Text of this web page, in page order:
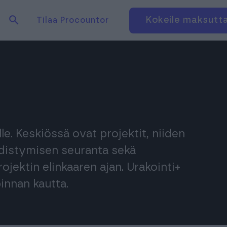
Tilaa Procountor Kokeile
Keskiössä ovat projektit, niiden
seuranta sekä
elinkaaren ajan. Urakointi+
kautta.
Hae tuotteita verkkosivuilta
Kirjaudu